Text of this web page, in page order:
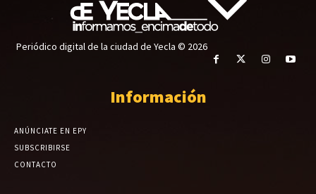
Periódico digital de la ciudad de Yecla © 2026
Información
ANÚNCIATE EN EPY
SUBSCRIBIRSE
CONTACTO